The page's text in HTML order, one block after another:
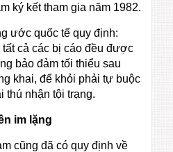
ký kết tham gia năm 1982.
ước quốc tế quy định:
cả các bị cáo đều được
bảo đảm tối thiểu sau
khai, để khỏi phải tự buộc
thú nhận tội trạng.
im lặng
cũng đã có quy định về